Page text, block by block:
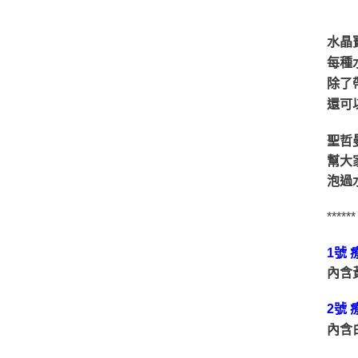
水晶
每種
除了
還可
聖哲
幫大
泡過
******
1號
內含
2號
內含